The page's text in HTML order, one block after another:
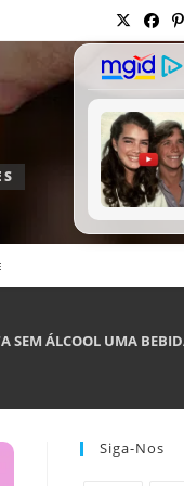
SEM ÁLCOOL UMA
Siga-Nos